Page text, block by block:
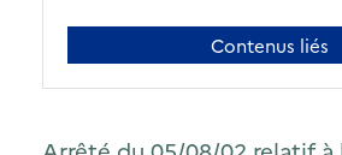
Contenus liés